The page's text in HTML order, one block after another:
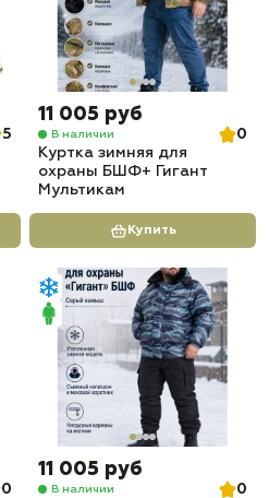
5
11 005 руб
В наличии
0
Куртка зимняя для
охраны БШФ+ Гигант
Мультикам
Купить
0
11 005 руб
В наличии
0